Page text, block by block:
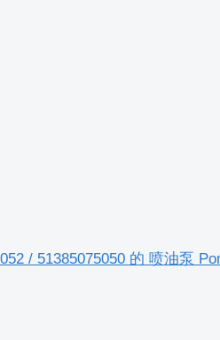
/ 51385075050 的 喷油泵